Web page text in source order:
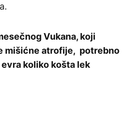
Vukana, koji
mišićne atrofije, potrebno
koliko košta lek